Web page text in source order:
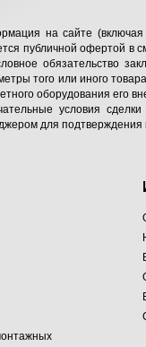
на сайте
публичной офертой в
обязательство
того или иного
оборудования его
условия
для подтверждения